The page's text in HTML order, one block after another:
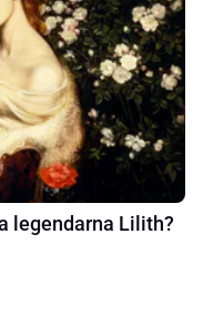
legendarna Lilith?